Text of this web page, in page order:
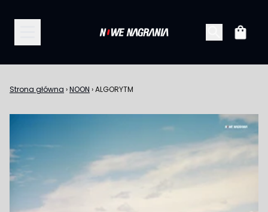
Strona główna ›NOON ›ALGORYTM